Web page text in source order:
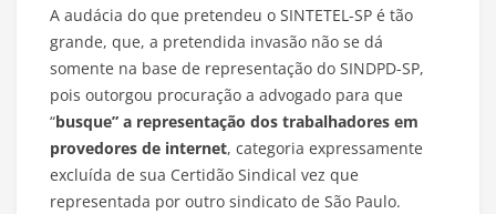
A audácia do que pretendeu o SINTETEL-SP é tão
grande, que, a pretendida invasão não se dá
somente na base de representação do SINDPD-SP,
pois outorgou procuração a advogado para que
“busque” a representação dos trabalhadores em
provedores de internet, categoria expressamente
excluída de sua Certidão Sindical vez que
representada por outro sindicato de São Paulo.